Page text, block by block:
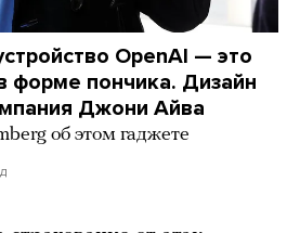
OpenAI — это
форме пончика. Дизайн
Джони Айва
об этом гаджете